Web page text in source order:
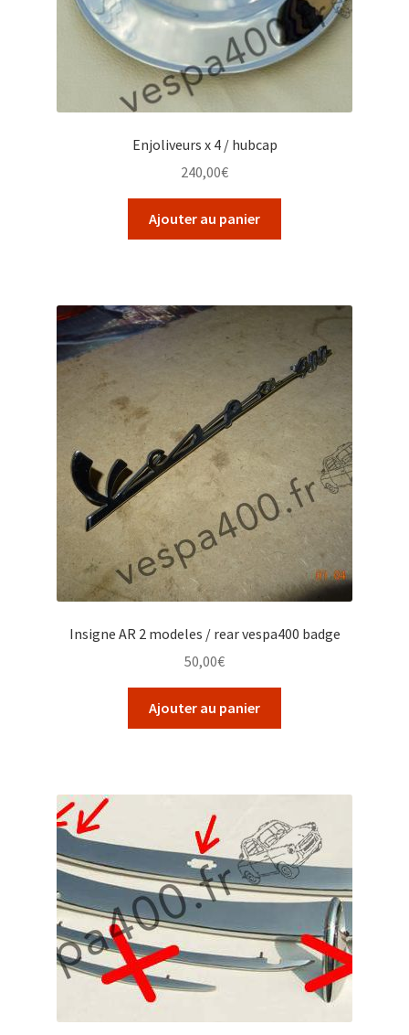
Enjoliveurs x 4 / hubcap
240,00€
Ajouter au panier
Insigne AR 2 modeles / rear vespa400 badge
50,00€
Ajouter au panier